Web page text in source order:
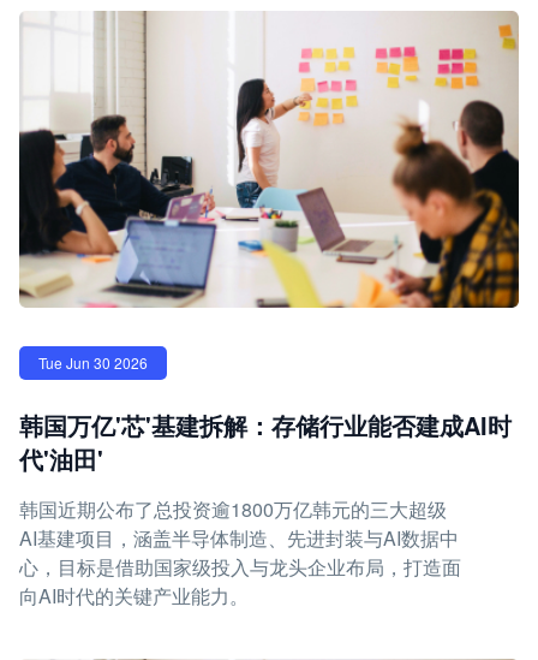
Tue Jun 30 2026
韩国万亿'芯'基建拆解：存储行业能否建成AI时
代'油田'
韩国近期公布了总投资逾1800万亿韩元的三大超级
AI基建项目，涵盖半导体制造、先进封装与AI数据中
心，目标是借助国家级投入与龙头企业布局，打造面
向AI时代的关键产业能力。